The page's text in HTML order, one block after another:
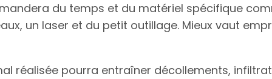
du temps et du matériel spécifique
un laser et du petit outillage. Mieux vaut
réalisée pourra entraîner décollements,